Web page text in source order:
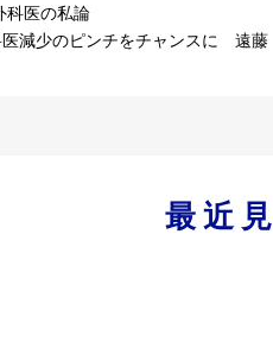
科医の私論
減少のピンチをチャンスに 遠
最近